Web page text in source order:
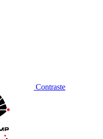
Contraste